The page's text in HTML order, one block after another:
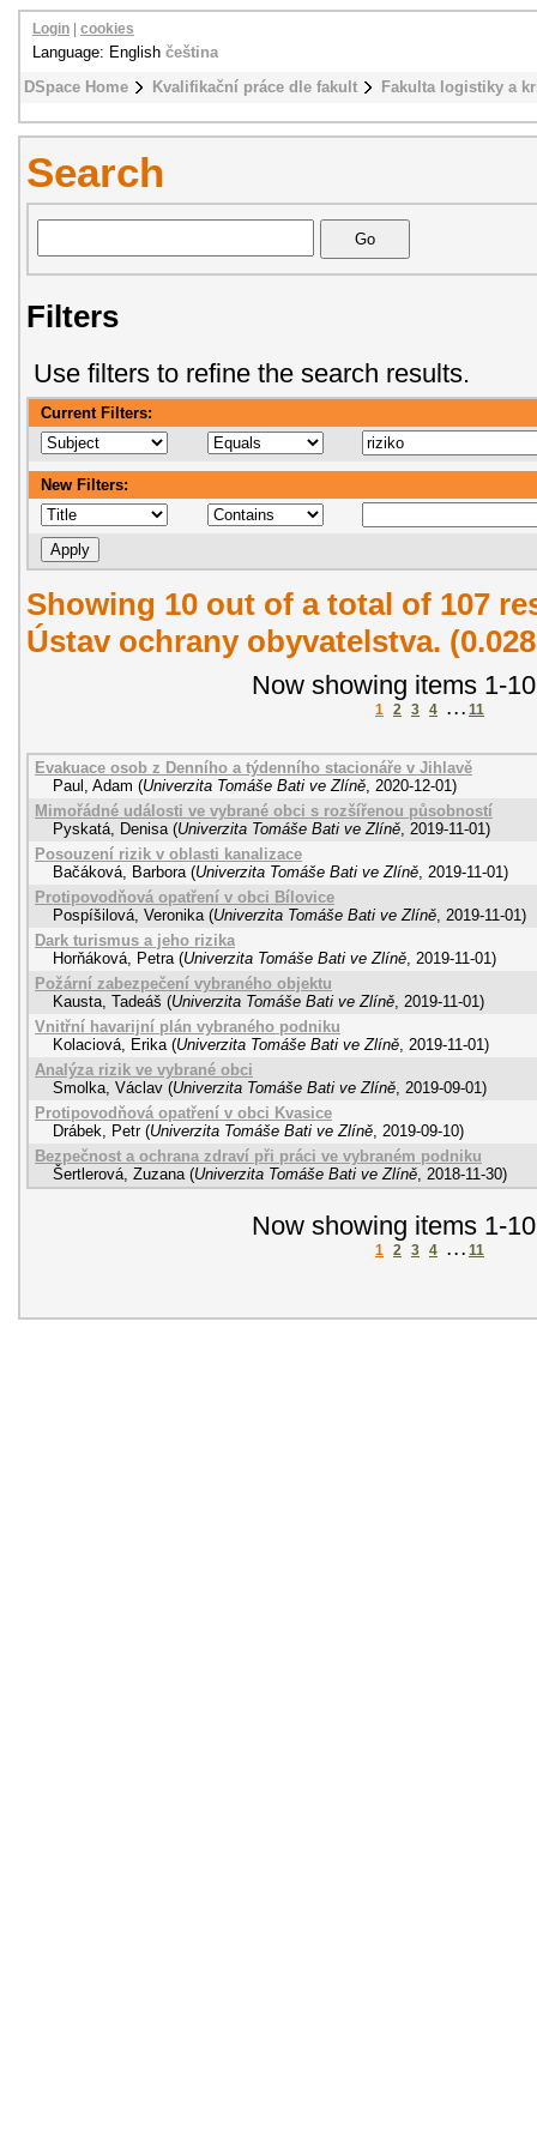
DSpace Home Kvalifikační práce dle fakult Fakulta logistiky a
Login cookies
Language: English čeština
Search
Filters
Use filters to refine the search results.
Current Filters:
New Filters:
Showing 10 out of a total of 107
Ústav ochrany obyvatelstva.
Now showing items 1-
1 2 3 4 . . . 11
Evakuace osob z Denního a týdenního stacionáře v Jihlavě
Paul, Adam (Univerzita Tomáše Bati ve Zlíně 2020-12-01 )
Mimořádné události ve vybrané obci s rozšířenou působností
Pyskatá, Denisa (Univerzita Tomáše Bati ve Zlíně 2019-11-01 )
Posouzení rizik v oblasti kanalizace
Bačáková, Barbora (Univerzita Tomáše Bati ve Zlíně 2019-11-01 )
Protipovodňová opatření v obci Bílovice
Pospíšilová, Veronika (Univerzita Tomáše Bati ve Zlíně 2019-11-01 )
Dark turismus a jeho rizika
Horňáková, Petra (Univerzita Tomáše Bati ve Zlíně 2019-11-01 )
Požární zabezpečení vybraného objektu
Kausta, Tadeáš (Univerzita Tomáše Bati ve Zlíně 2019-11-01 )
Vnitřní havarijní plán vybraného podniku
Kolaciová, Erika (Univerzita Tomáše Bati ve Zlíně 2019-11-01 )
Analýza rizik ve vybrané obci
Smolka, Václav (Univerzita Tomáše Bati ve Zlíně 2019-09-01 )
Protipovodňová opatření v obci Kvasice
Drábek, Petr (Univerzita Tomáše Bati ve Zlíně 2019-09-10)
Bezpečnost a ochrana zdraví při práci ve vybraném podniku
Šertlerová, Zuzana (Univerzita Tomáše Bati ve Zlíně 2018-11-30)
Now showing items 1-
1 2 3 4 . . . 11